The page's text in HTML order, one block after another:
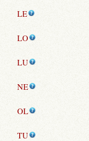
LE
LO
LU
NE
OL
TU